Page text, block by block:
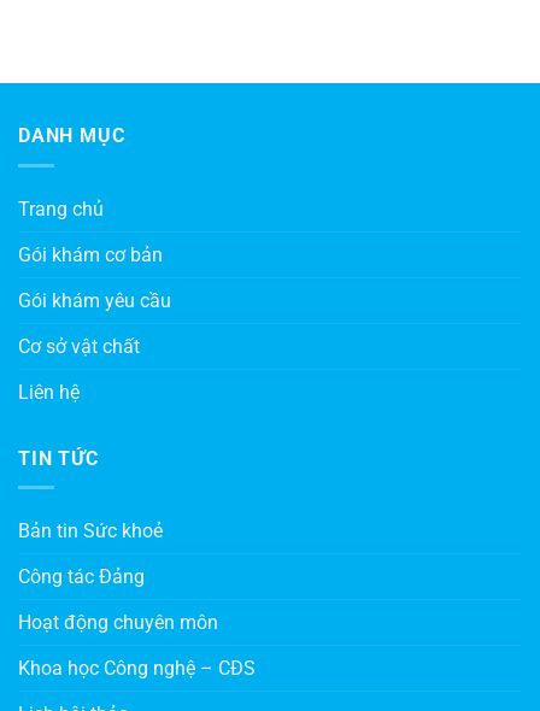
DANH MỤC
Trang chủ
Gói khám cơ bản
Gói khám yêu cầu
Cơ sở vật chất
Liên hệ
TIN TỨC
Bản tin Sức khoẻ
Công tác Đảng
Hoạt động chuyên môn
Khoa học Công nghệ – CĐS